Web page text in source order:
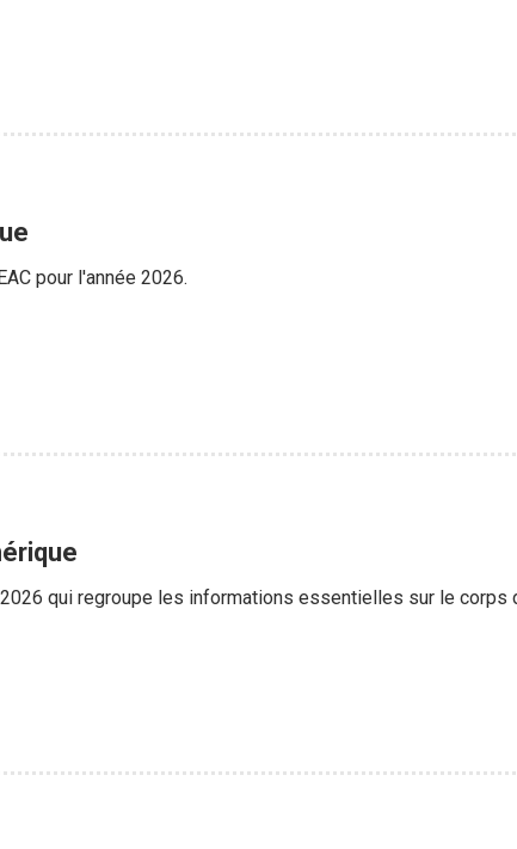
pour l'année 2026.
qui regroupe les informations essentielles sur le corps